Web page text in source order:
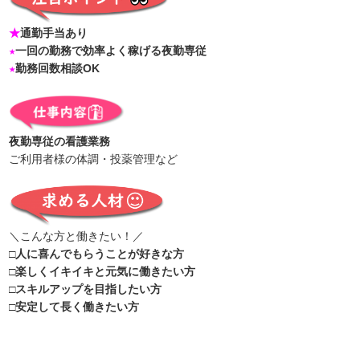
★通勤手当あり
★一回の勤務で効率よく稼げる夜勤専従
★勤務回数相談OK
夜勤専従の看護業務
ご利用者様の体調・投薬管理など
＼こんな方と働きたい！／
□人に喜んでもらうことが好きな方
□楽しくイキイキと元気に働きたい方
□スキルアップを目指したい方
□安定して長く働きたい方